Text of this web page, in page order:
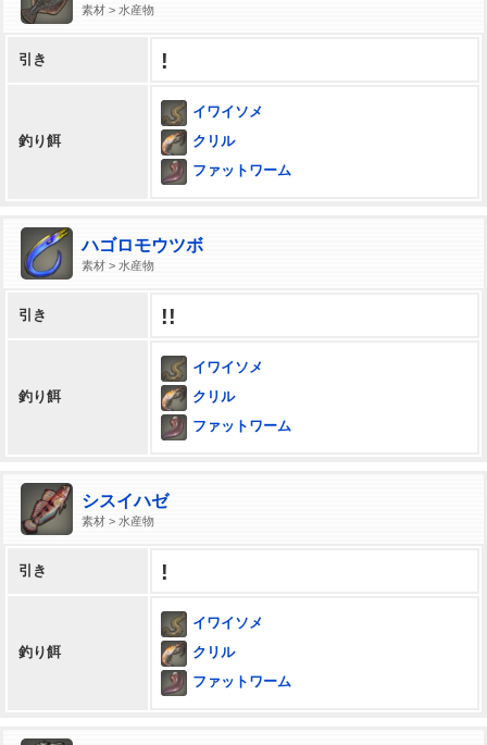
素材 > 水産物
引き !
釣り餌
イワイソメ
クリル
ファットワーム
ハゴロモウツボ
素材 > 水産物
引き !!
釣り餌
イワイソメ
クリル
ファットワーム
シスイハゼ
素材 > 水産物
引き !
釣り餌
イワイソメ
クリル
ファットワーム